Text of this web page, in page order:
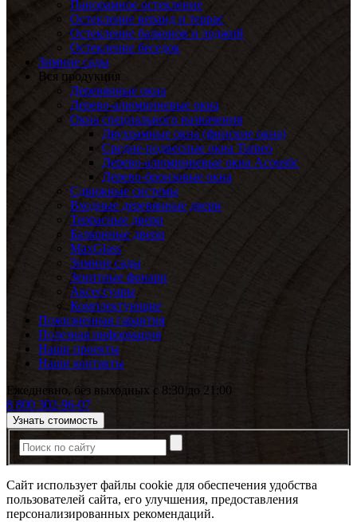
Панорамное остекление
Остекление веранд и террас
Остекление балконов и лоджий
Остекление беседок
Зимние сады
Вся продукция
Деревянные окна
Дерево-алюминиевые окна
Окна специального назначения
Двухрамные окна (финские окна)
Средне-подвесные окна Turneo
Дерево-алюминиевые окна Acoustic
Дерево-бронзовые окна
Сдвижные системы
Входные деревянные двери
Террасные двери
Балконные двери
MaxGlass
Зимние сады
Зенитные фонари
Аксессуары
Комплектующие
Пожизненная гарантия
Полезная информация
Наши проекты
Наши контакты
Ежедневно, без выходных с 8:30 до 21:00
8 800 302-96-07
Узнать стоимость
Сайт использует файлы cookie для обеспечения удобства
пользователей сайта, его улучшения, предоставления
персонализированных рекомендаций.